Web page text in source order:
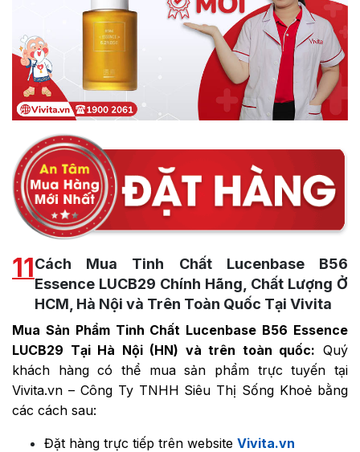
11Cách Mua Tinh Chất Lucenbase B56
Essence LUCB29 Chính Hãng, Chất Lượng Ở
HCM, Hà Nội và Trên Toàn Quốc Tại Vivita
Mua Sản Phẩm Tinh Chất Lucenbase B56 Essence
LUCB29 Tại Hà Nội (HN) và trên toàn quốc: Quý
khách hàng có thể mua sản phẩm trực tuyến tại
Vivita.vn – Công Ty TNHH Siêu Thị Sống Khoẻ bằng
các cách sau:
Đặt hàng trực tiếp trên website Vivita.vn